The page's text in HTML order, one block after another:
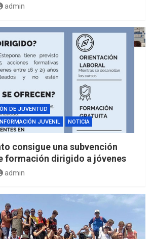
admin
DE JUVENTUD
JUVENIL
NOTICIA
consigue una subvención
formación dirigido a jóvenes
admin